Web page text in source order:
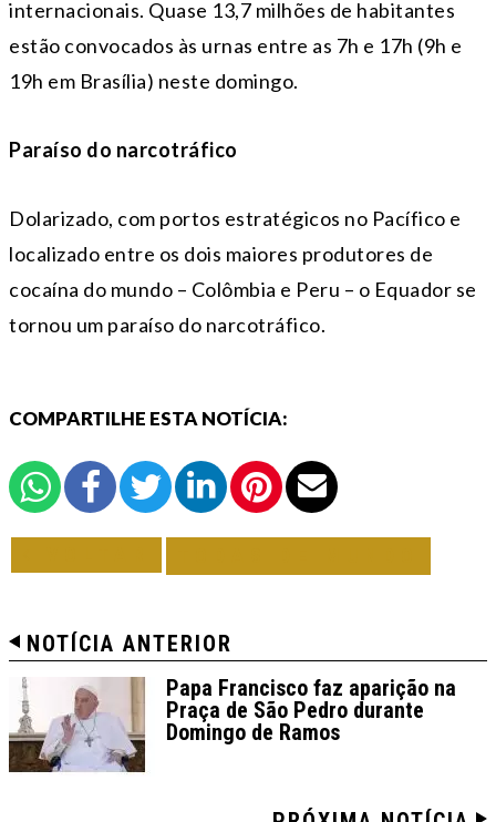
internacionais. Quase 13,7 milhões de habitantes
estão convocados às urnas entre as 7h e 17h (9h e
19h em Brasília) neste domingo.
Paraíso do narcotráfico
Dolarizado, com portos estratégicos no Pacífico e
localizado entre os dois maiores produtores de
cocaína do mundo – Colômbia e Peru – o Equador se
tornou um paraíso do narcotráfico.
COMPARTILHE ESTA NOTÍCIA:
NOTÍCIA ANTERIOR
Papa Francisco faz aparição na
Praça de São Pedro durante
Domingo de Ramos